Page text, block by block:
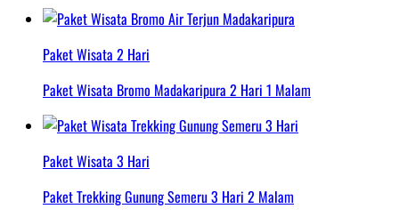
Paket Wisata 2 Hari
Paket Wisata Bromo Madakaripura 2 Hari 1 Malam
Paket Wisata 3 Hari
Paket Trekking Gunung Semeru 3 Hari 2 Malam